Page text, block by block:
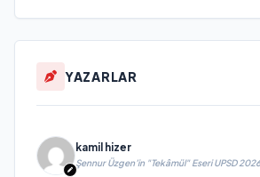
YAZARLAR
kamil hizer
Şennur Üzgen’in "Tekâmül" Eseri UPSD